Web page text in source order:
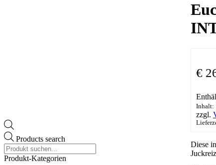
€
Inhalt:
zzgl.
Diese
Products search
Produkt-Kategorien